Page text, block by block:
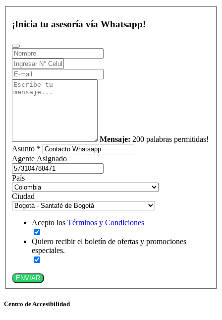
¡Inicia tu asesoría vía Whatsapp!
Mensaje: 200 palabras permitidas!
Asunto *
Agente Asignado
País
Ciudad
Acepto los Términos y Condiciones
Quiero recibir el boletín de ofertas y promociones
especiales.
ENVIAR
Centro de Accesibilidad